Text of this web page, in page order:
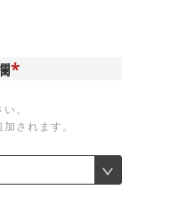
須
)
。
されます。